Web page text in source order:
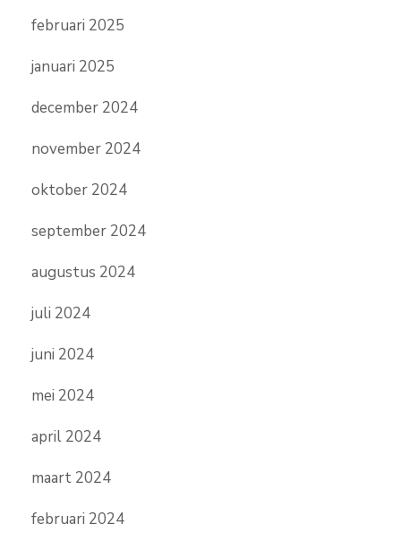
februari 2025
januari 2025
december 2024
november 2024
oktober 2024
september 2024
augustus 2024
juli 2024
juni 2024
mei 2024
april 2024
maart 2024
februari 2024